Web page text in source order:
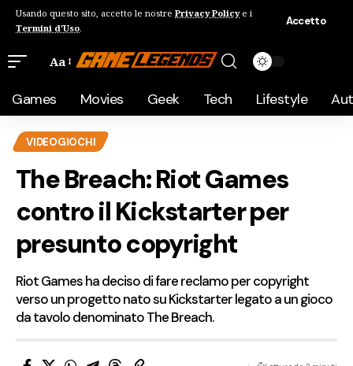
Usando questo sito, accetto le nostre Privacy Policye i
Termini d'Uso.
Accetto
Aa
Games Movies Geek Tech Lifestyle
VIDEOGIOCHI
The Breach: Riot Games
contro il Kickstarter per
presunto copyright
Riot Games ha deciso di fare reclamo per copyright
verso un progetto nato su Kickstarter legato a un gioco
da tavolo denominato The Breach.